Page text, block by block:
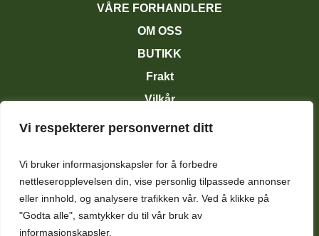
Vi respekterer personvernet ditt
Vi bruker informasjonskapsler for å forbedre
nettleseropplevelsen din, vise personlig tilpassede annonser
eller innhold, og analysere trafikken vår. Ved å klikke på
"Godta alle", samtykker du til vår bruk av
informasjonskapsler.
VÅRE FORHANDLERE
OM OSS
BUTIKK
Frakt
Vilkår
Personvernerklæring